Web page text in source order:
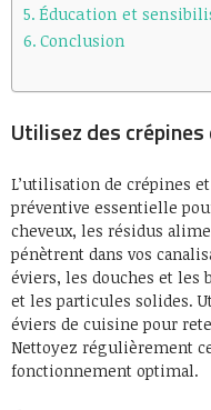
Éducation et
Conclusion
Utilisez des
L’utilisation de crépines
préventive essentielle
cheveux, les résidus
pénètrent dans vos
éviers, les douches et les
et les particules solides.
éviers de cuisine pour
Nettoyez régulièrement
fonctionnement optimal.